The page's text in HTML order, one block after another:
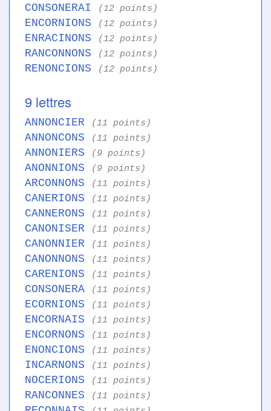
CONSONERAI (12 points)
ENCORNIONS (12 points)
ENRACINONS (12 points)
RANCONNONS (12 points)
RENONCIONS (12 points)
9 lettres
ANNONCIER (11 points)
ANNONCONS (11 points)
ANNONIERS (9 points)
ANONNIONS (9 points)
ARCONNONS (11 points)
CANERIONS (11 points)
CANNERONS (11 points)
CANONISER (11 points)
CANONNIER (11 points)
CANONNONS (11 points)
CARENIONS (11 points)
CONSONERA (11 points)
ECORNIONS (11 points)
ENCORNAIS (11 points)
ENCORNONS (11 points)
ENONCIONS (11 points)
INCARNONS (11 points)
NOCERIONS (11 points)
RANCONNES (11 points)